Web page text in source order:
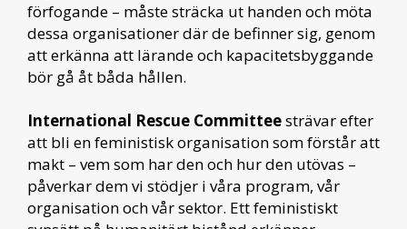
förfogande – måste sträcka ut handen och möta
dessa organisationer där de befinner sig, genom
att erkänna att lärande och kapacitetsbyggande
bör gå åt båda hållen.
International Rescue Committeesträvar efter
att bli en feministisk organisation som förstår att
makt – vem som har den och hur den utövas –
påverkar dem vi stödjer i våra program, vår
organisation och vår sektor. Ett feministiskt